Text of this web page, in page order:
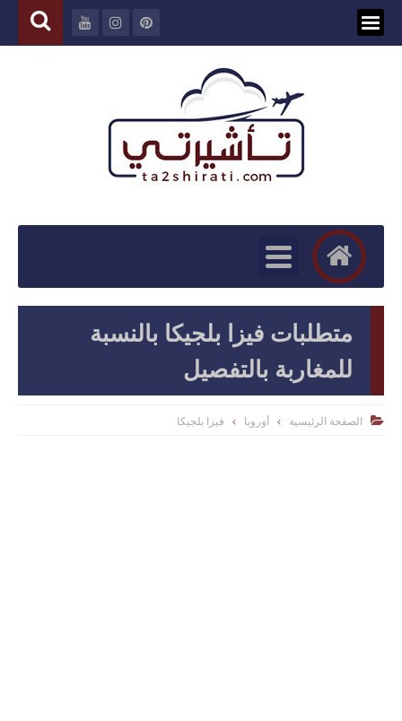
متطلبات فيزا بلجيكا بالنسبة
للمغاربة بالتفصيل
 الصفحة الرئيسية أوروبا فيزا بلجيكا